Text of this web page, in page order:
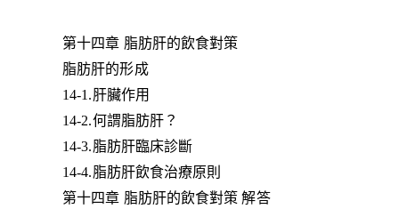
第十四章 脂肪肝的飲食對策
脂肪肝的形成
14-1.肝臟作用
14-2.何謂脂肪肝？
14-3.脂肪肝臨床診斷
14-4.脂肪肝飲食治療原則
第十四章 脂肪肝的飲食對策 解答